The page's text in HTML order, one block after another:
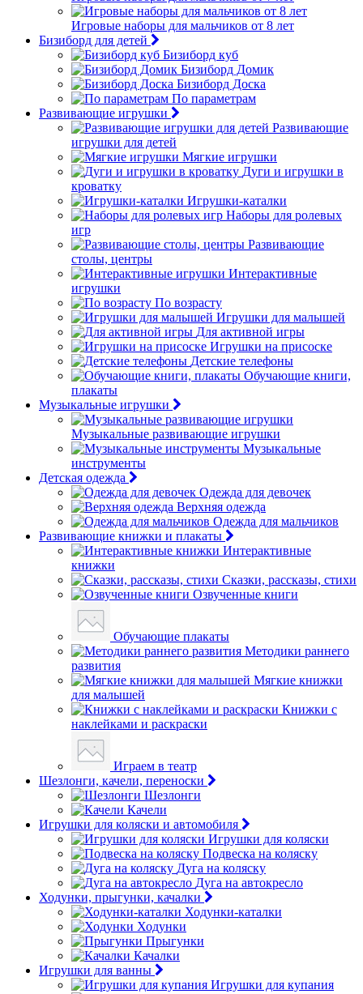
Игровые наборы для мальчиков от 8 лет
Бизиборд для детей
Бизиборд куб
Бизиборд Домик
Бизиборд Доска
По параметрам
Развивающие игрушки
Развивающие
игрушки для детей
Мягкие игрушки
Дуги и игрушки в
кроватку
Игрушки-каталки
Наборы для ролевых
игр
Развивающие
столы, центры
Интерактивные
игрушки
По возрасту
Игрушки для малышей
Для активной игры
Игрушки на присоске
Детские телефоны
Обучающие книги,
плакаты
Музыкальные игрушки
Музыкальные развивающие игрушки
Музыкальные
инструменты
Детская одежда
Одежда для девочек
Верхняя одежда
Одежда для мальчиков
Развивающие книжки и плакаты
Интерактивные
книжки
Сказки, рассказы, стихи
Озвученные книги
Обучающие плакаты
Методики раннего
развития
Мягкие книжки
для малышей
Книжки с
наклейками и раскраски
Играем в театр
Шезлонги, качели, переноски
Шезлонги
Качели
Игрушки для коляски и автомобиля
Игрушки для коляски
Подвеска на коляску
Дуга на коляску
Дуга на автокресло
Ходунки, прыгунки, качалки
Ходунки-каталки
Ходунки
Прыгунки
Качалки
Игрушки для ванны
Игрушки для купания